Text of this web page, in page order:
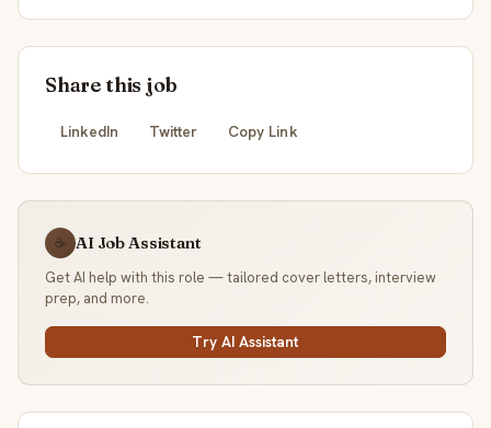
Share this job
LinkedIn Twitter Copy Link
☕ AI Job Assistant
Get AI help with this role — tailored cover letters, interview
prep, and more.
Try AI Assistant